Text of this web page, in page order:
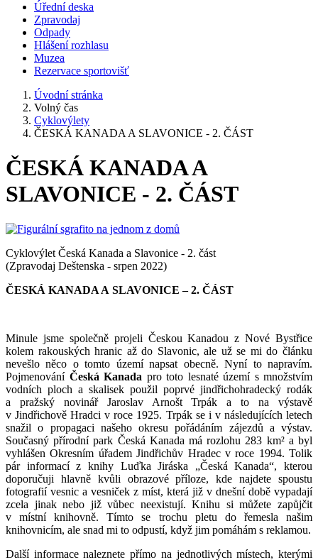
Úřední deska
Zpravodaj
Odpady
Hlášení rozhlasu
Muzea
Rezervace sportovišť
Úvodní stránka
Volný čas
Cyklovýlety
ČESKÁ KANADA A SLAVONICE - 2. ČÁST
ČESKÁ KANADA A
SLAVONICE - 2. ČÁST
Cyklovýlet Česká Kanada a Slavonice - 2. část
(Zpravodaj Deštenska - srpen 2022)
ČESKÁ KANADA A SLAVONICE – 2. ČÁST
Minule jsme společně projeli Českou Kanadou z Nové Bystřice
kolem rakouských hranic až do Slavonic, ale už se mi do článku
nevešlo něco o tomto území napsat obecně. Nyní to napravím.
Pojmenování Česká Kanada pro toto lesnaté území s množstvím
vodních ploch a skalisek použil poprvé jindřichohradecký rodák
a pražský novinář Jaroslav Arnošt Trpák a to na výstavě
v Jindřichově Hradci v roce 1925. Trpák se i v následujících letech
snažil o propagaci našeho okresu pořádáním zájezdů a výstav.
Současný přírodní park Česká Kanada má rozlohu 283 km² a byl
vyhlášen Okresním úřadem Jindřichův Hradec v roce 1994. Tolik
pár informací z knihy Luďka Jiráska „Česká Kanada“, kterou
doporučuji hlavně kvůli obrazové příloze, kde najdete spoustu
fotografií vesnic a vesniček z míst, která již v dnešní době vypadají
zcela jinak nebo již vůbec neexistují. Knihu si můžete zapůjčit
v místní knihovně. Tímto se trochu pletu do řemesla našim
knihovnicím, ale snad mi to odpustí, když jim pomáhám s reklamou.
Další informace naleznete přímo na jednotlivých místech, kterými